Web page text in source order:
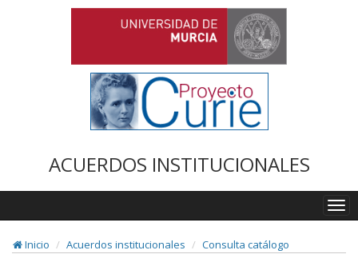
ACUERDOS INSTITUCIONALES
Inicio
Acuerdos institucionales Consulta catálogo